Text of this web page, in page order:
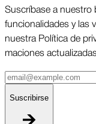
Sus­críbase a nuestro
funcio­nalidades y las
nuestra Política de
maciones
Suscri­birse